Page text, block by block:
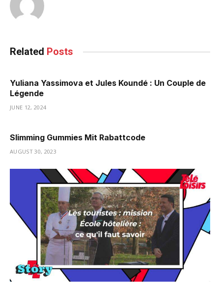
Related Posts
Yuliana Yassimova et Jules Koundé : Un Couple de
Légende
JUNE 12, 2024
Slimming Gummies Mit Rabattcode
AUGUST 30, 2023